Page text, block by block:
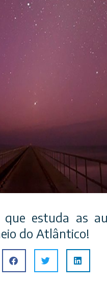
estuda as
do Atlântico!